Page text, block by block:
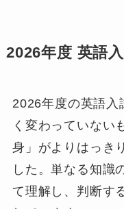
2026年度 英語
2026年度の英語入
く変わっていない
身」がよりはっき
した。単なる知識
て理解し、判断す